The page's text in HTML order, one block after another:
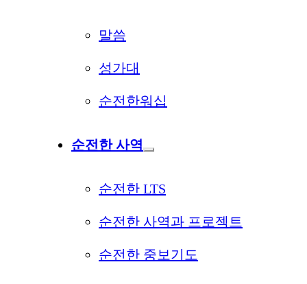
말씀
성가대
순전한워십
순전한 사역
순전한 LTS
순전한 사역과 프로젝트
순전한 중보기도